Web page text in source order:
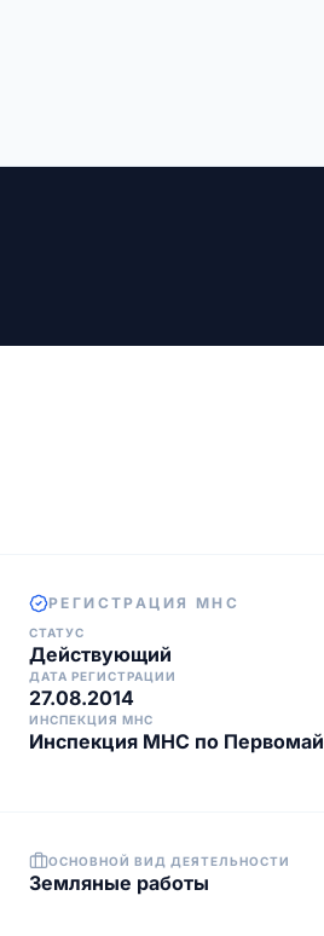
РЕГИСТРАЦИЯ МНС
СТАТУС
Действующий
ДАТА РЕГИСТРАЦИИ
27.08.2014
ИНСПЕКЦИЯ МНС
Инспекция МНС по
ОСНОВНОЙ ВИД ДЕЯТЕЛЬНОСТИ
Земляные работы